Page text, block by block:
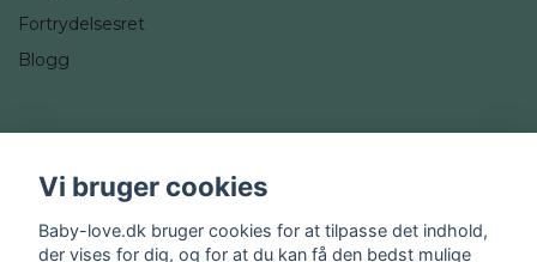
Fortrydelsesret
Blogg
Instagram
Vi bruger cookies
Baby-love.dk bruger cookies for at tilpasse det indhold,
der vises for dig, og for at du kan få den bedst mulige